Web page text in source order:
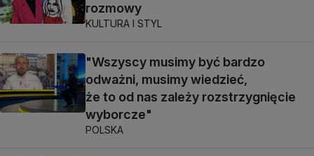
rozmowy
KULTURA I STYL
"Wszyscy musimy być bardzo
odważni, musimy wiedzieć,
że to od nas zależy rozstrzygnięcie
wyborcze"
POLSKA